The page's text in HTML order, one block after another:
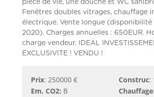
pièce de vie, une douche et WC
Fenêtres doubles vitrages, chauffage
électrique. Vente longue (disponibilité
2020). Charges annuelles : 650EUR.
charge vendeur. IDEAL
EXCLUSIVITE ! VENDU !
Prix: 250000 €
Em. CO2: B
Construc:
Chauffage: